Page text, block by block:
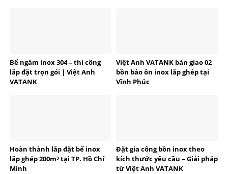
Bể ngầm inox 304 – thi công
lắp đặt trọn gói | Việt Anh
VATANK
Việt Anh VATANK bàn giao 02
bồn bảo ôn inox lắp ghép tại
Vĩnh Phúc
Hoàn thành lắp đặt bể inox
lắp ghép 200m³ tại TP. Hồ Chí
Minh
Đặt gia công bồn inox theo
kích thước yêu cầu – Giải pháp
từ Việt Anh VATANK